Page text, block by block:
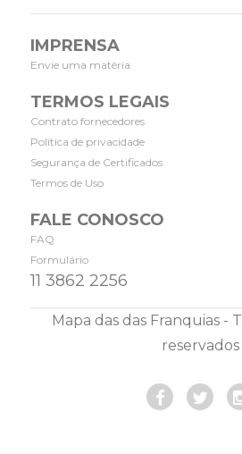
IMPRENSA
Envie uma matéria
TERMOS LEGAIS
Contrato fornecedores
Política de privacidade
Segurança de Certificados
Termos de Uso
FALE CONOSCO
FAQ
Formulário
11 3862 2256
Mapa das das Franquias -
reservados